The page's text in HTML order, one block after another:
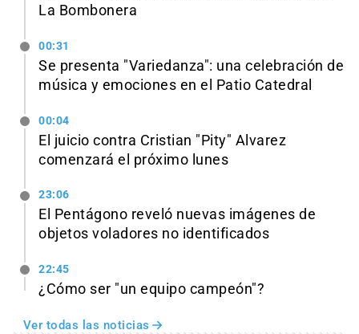
La Bombonera
00:31
Se presenta "Variedanza": una celebración de
música y emociones en el Patio Catedral
00:04
El juicio contra Cristian "Pity" Alvarez
comenzará el próximo lunes
23:06
El Pentágono reveló nuevas imágenes de
objetos voladores no identificados
22:45
¿Cómo ser "un equipo campeón"?
Ver todas las noticias